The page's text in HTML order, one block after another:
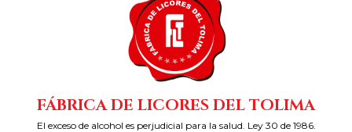
FÁBRICA DE LICORES DEL TOLIMA
El exceso de alcohol es perjudicial para la salud. Ley 30 de 1986.